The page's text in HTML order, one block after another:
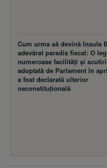
Cum urma să devină Insula
adevărat paradis fiscal: O
numeroase facilităţi şi
adoptată de Parlament în
a fost declarată ulterior
neconstituţională